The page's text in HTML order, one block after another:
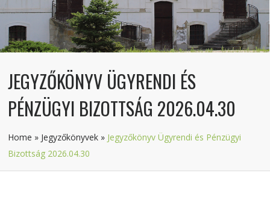
JEGYZŐKÖNYV ÜGYRENDI ÉS
PÉNZÜGYI BIZOTTSÁG 2026.04.30
Home » Jegyzőkönyvek » Jegyzőkönyv Ügyrendi és Pénzügyi
Bizottság 2026.04.30